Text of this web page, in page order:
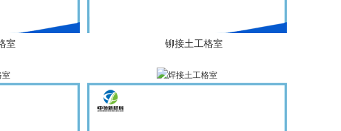
室 铆接土工格室